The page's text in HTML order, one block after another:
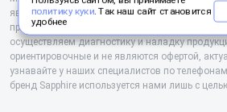
являемся их официальным представителем.
профессиональные услуги после истечения
осуществляем диагностику и наладку
ориентировочные и не являются офертой,
узнавайте у наших специалистов по
бренд Sapphire используется нами лишь с
политику куки. Так наш сайт становится
удобнее